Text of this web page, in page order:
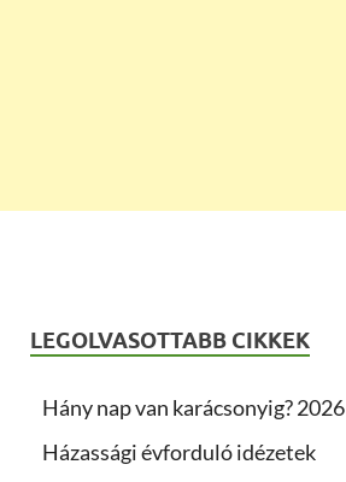
LEGOLVASOTTABB CIKKEK
Hány nap van karácsonyig? 2026
Házassági évforduló idézetek